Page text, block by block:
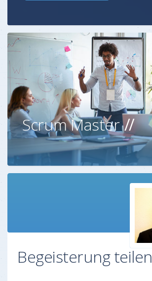
Scrum Master
Begeisterung teilen